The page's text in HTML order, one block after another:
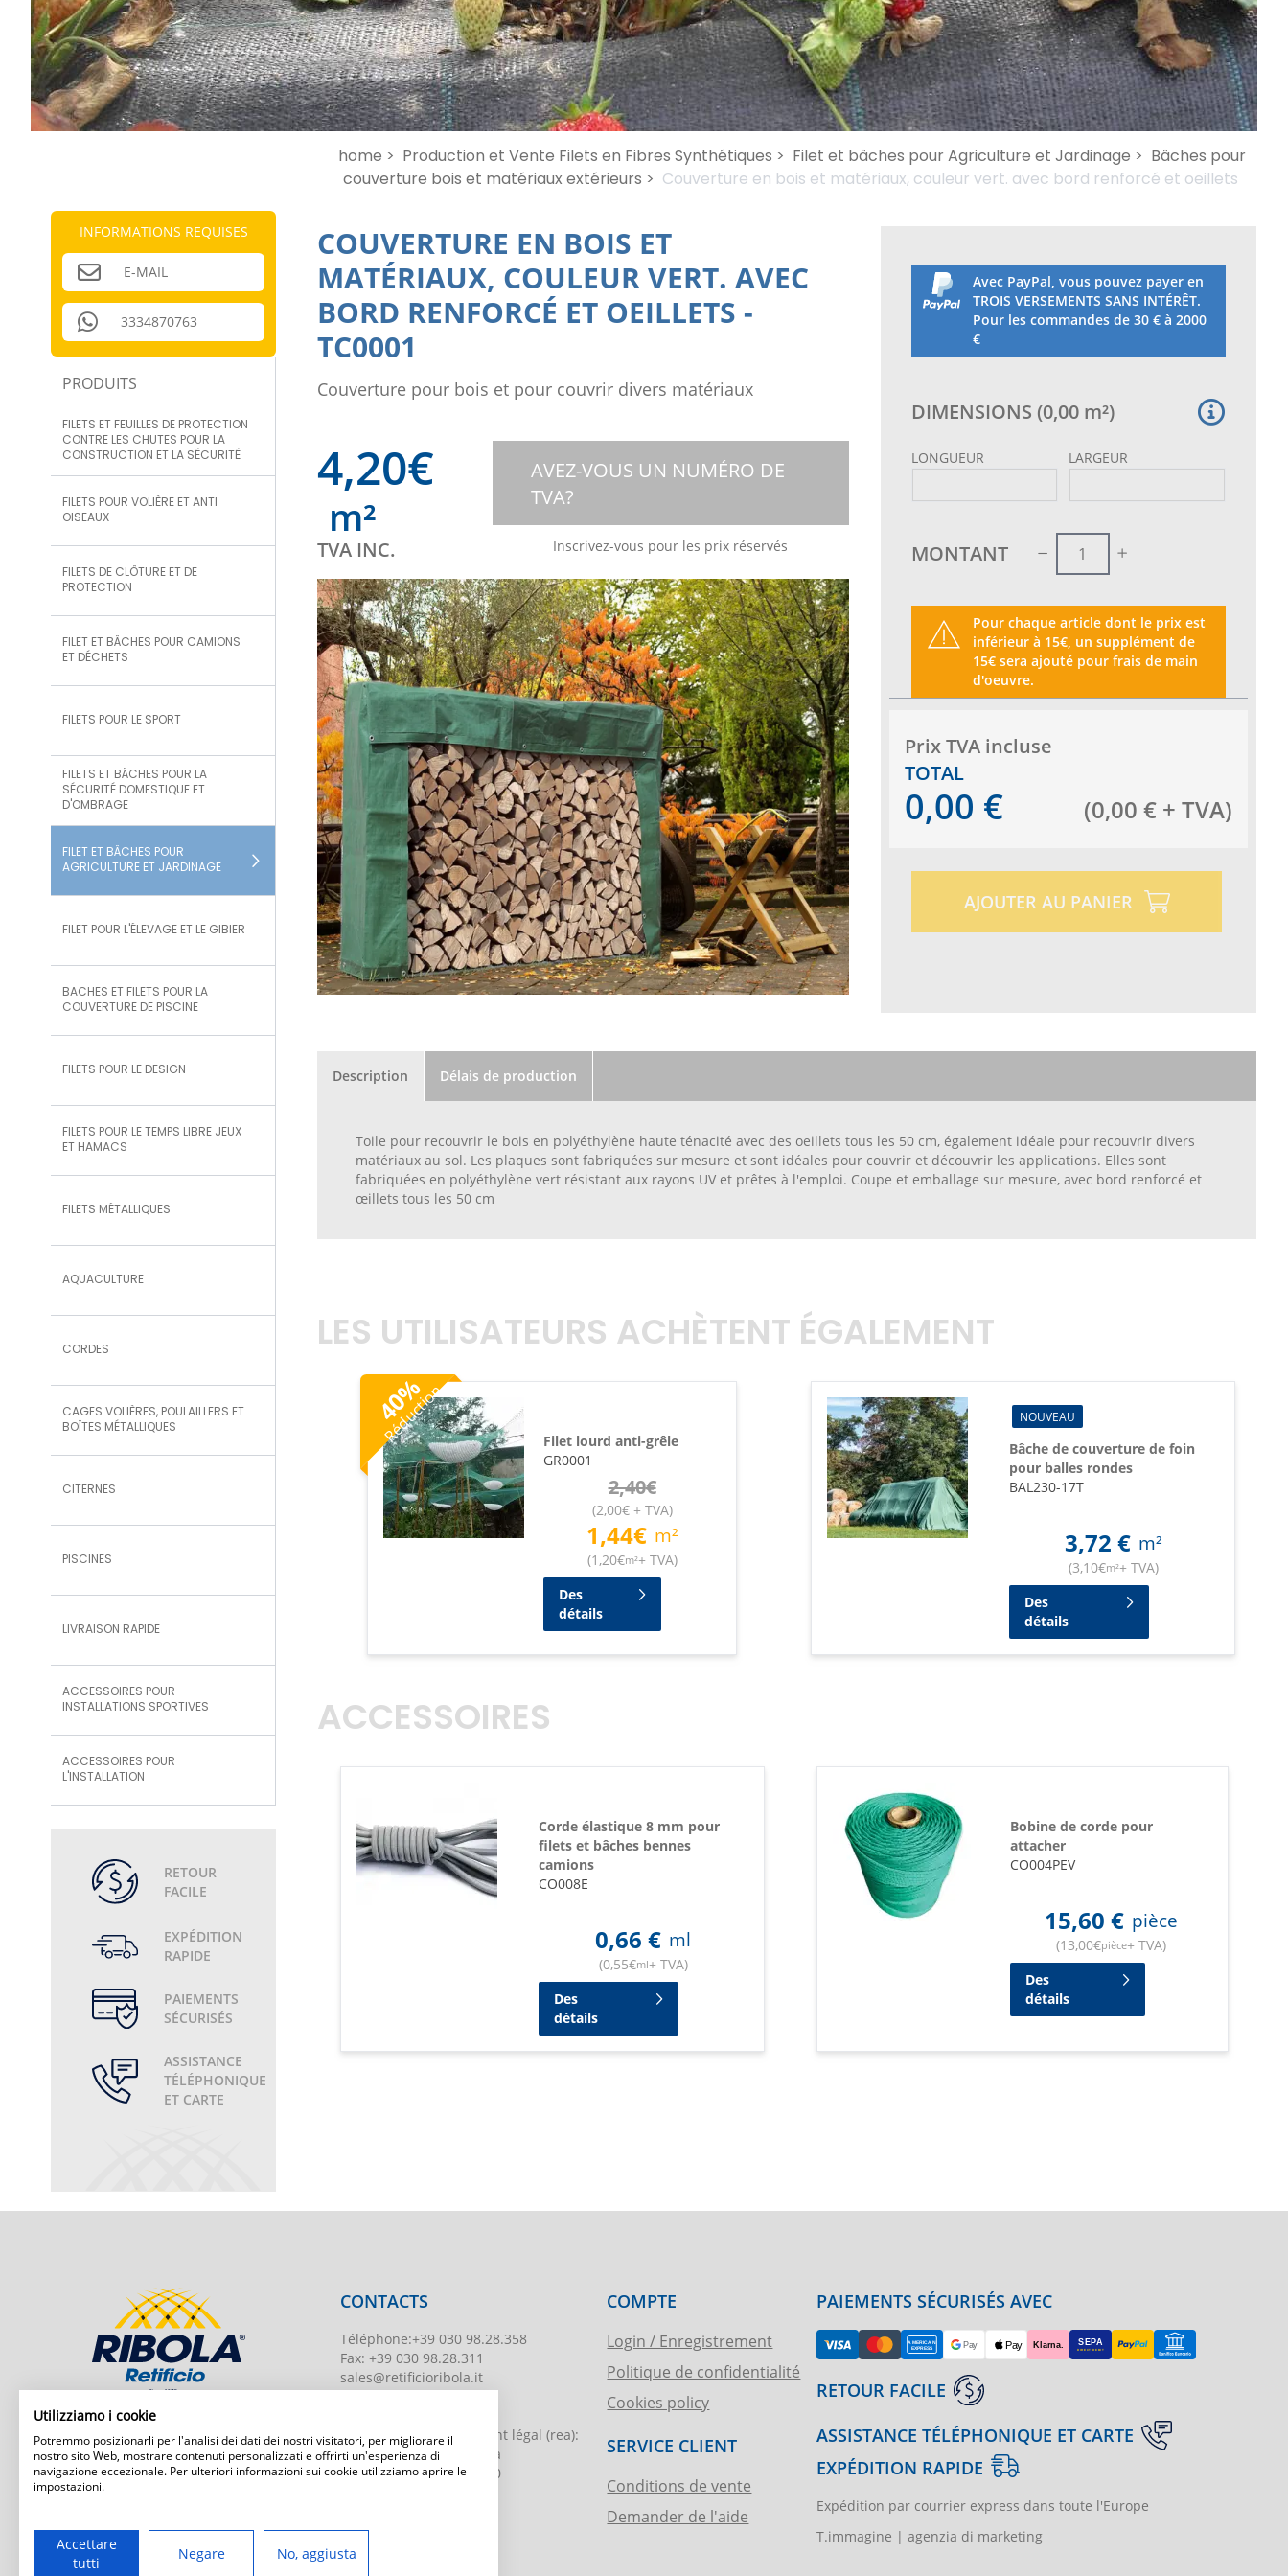
INFORMATIONS REQUISES
E-MAIL
3334870763
PRODUITS
FILETS ET FEUILLES DE PROTECTION
CONTRE LES CHUTES POUR LA
CONSTRUCTION ET LA SÉCURITÉ
FILETS POUR VOLIÈRE ET ANTI
OISEAUX
FILETS DE CLÔTURE ET DE
PROTECTION
FILET ET BÂCHES POUR CAMIONS
ET DÉCHETS
FILETS POUR LE SPORT
FILETS ET BÂCHES POUR LA
SÉCURITÉ DOMESTIQUE ET
D'OMBRAGE
FILET ET BÂCHES POUR
AGRICULTURE ET JARDINAGE
FILET POUR L'ÉLEVAGE ET LE GIBIER
BACHES ET FILETS POUR LA
COUVERTURE DE PISCINE
FILETS POUR LE DESIGN
FILETS POUR LE TEMPS LIBRE JEUX
ET HAMACS
FILETS MÉTALLIQUES
AQUACULTURE
CORDES
CAGES VOLIÈRES, POULAILLERS ET
BOÎTES MÉTALLIQUES
CITERNES
PISCINES
LIVRAISON RAPIDE
ACCESSOIRES POUR
INSTALLATIONS SPORTIVES
ACCESSOIRES POUR
L'INSTALLATION
RETOUR
FACILE
EXPÉDITION
RAPIDE
PAIEMENTS
SÉCURISÉS
ASSISTANCE
TÉLÉPHONIQUE
ET CARTE
home > Production et Vente Filets en Fibres Synthétiques > Filet et bâches pour Agriculture et Jardinage > Bâches pour
couverture bois et matériaux extérieurs > Couverture en bois et matériaux, couleur vert. avec bord renforcé et oeillets
COUVERTURE EN BOIS ET
MATÉRIAUX, COULEUR VERT. AVEC
BORD RENFORCÉ ET OEILLETS -
TC0001
Couverture pour bois et pour couvrir divers matériaux
4,20€
m²
TVA INC.
AVEZ-VOUS UN NUMÉRO DE
TVA?
Inscrivez-vous pour les prix réservés
Avec PayPal, vous pouvez payer en
TROIS VERSEMENTS SANS INTÉRÊT.
Pour les commandes de 30 € à 2000
€
DIMENSIONS (0,00 m²)
LONGUEUR LARGEUR
MONTANT
Pour chaque article dont le prix est
inférieur à 15€, un supplément de
15€ sera ajouté pour frais de main
d'oeuvre.
Prix ​​TVA incluse
TOTAL
0,00 € (0,00 € + TVA)
AJOUTER AU PANIER
Description Délais de production
Toile pour recouvrir le bois en polyéthylène haute ténacité avec des oeillets tous les 50 cm, également idéale pour recouvrir divers
matériaux au sol. Les plaques sont fabriquées sur mesure et sont idéales pour couvrir et découvrir les applications. Elles sont
fabriquées en polyéthylène vert résistant aux rayons UV et prêtes à l'emploi. Coupe et emballage sur mesure, avec bord renforcé et
œillets tous les 50 cm
LES UTILISATEURS ACHÈTENT ÉGALEMENT
40
%
Réduction
Filet lourd anti-grêle
GR0001
2,40€
(2,00€+ TVA)
1,44€ m²
(1,20€m²+ TVA)
Des
détails
NOUVEAU
Bâche de couverture de foin
pour balles rondes
BAL230-17T
3,72 € m²
(3,10€m²+ TVA)
Des
détails
ACCESSOIRES
Corde élastique 8 mm pour
filets et bâches bennes
camions
CO008E
0,66 € ml
(0,55€ml+ TVA)
Des
détails
Bobine de corde pour
attacher
CO004PEV
15,60 € pièce
(13,00€pièce+ TVA)
Des
détails
25040 Timoline di C.F. (BS)
CONTACTS
Téléphone:+39 030 98.28.358
Fax: +39 030 98.28.311
sales@retificioribola.it
Numéro d'enregistrement légal (rea):
BS-203951 Uff. di Brescia
Capital social:€ 51.000,00
www.retificioribola.it
COMPTE
Login / Enregistrement
Politique de confidentialité
Cookies policy
SERVICE CLIENT
Conditions de vente
Demander de l'aide
PAIEMENTS SÉCURISÉS AVEC
RETOUR FACILE
ASSISTANCE TÉLÉPHONIQUE ET CARTE
EXPÉDITION RAPIDE
Expédition par courrier express dans toute l'Europe
T.immagine | agenzia di marketing
Utilizziamo i cookie
Potremmo posizionarli per l'analisi dei dati dei nostri visitatori, per migliorare il
nostro sito Web, mostrare contenuti personalizzati e offrirti un'esperienza di
navigazione eccezionale. Per ulteriori informazioni sui cookie utilizziamo aprire le
impostazioni.
Accettare
tutti
Negare No, aggiusta